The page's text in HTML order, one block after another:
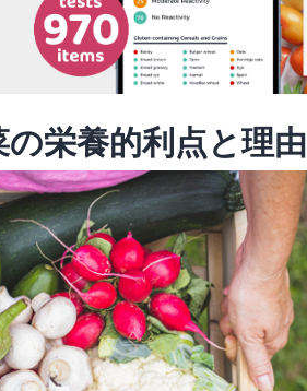
栄養的利点と理由